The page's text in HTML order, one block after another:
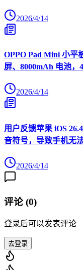
2026/4/14
OPPO Pad Mini 小平
屏、8000mAh 电池，
2026/4/14
用户反馈苹果 iOS
音符号，导致手机无
2026/4/14
评论 (0)
登录后可以发表评论
去登录